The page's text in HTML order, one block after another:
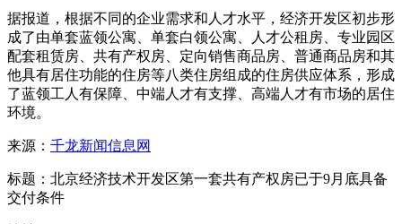
据报道，根据不同的企业需求和人才水平，经济开发区初步形
成了由单套蓝领公寓、单套白领公寓、人才公租房、专业园区
配套租赁房、共有产权房、定向销售商品房、普通商品房和其
他具有居住功能的住房等八类住房组成的住房供应体系，形成
了蓝领工人有保障、中端人才有支撑、高端人才有市场的居住
环境。
来源： 千龙新闻信息网
标题：北京经济技术开发区第一套共有产权房已于9月底具备
交付条件